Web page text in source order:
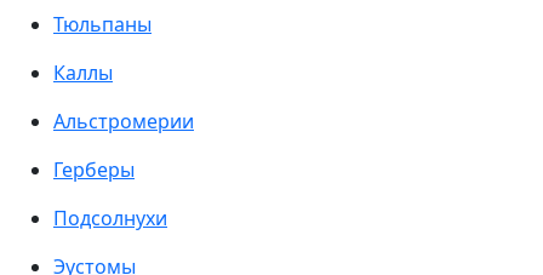
Тюльпаны
Каллы
Альстромерии
Герберы
Подсолнухи
Эустомы